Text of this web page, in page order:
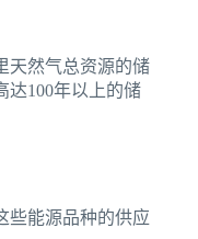
天然气总资源的储
达100年以上的储
些能源品种的供应